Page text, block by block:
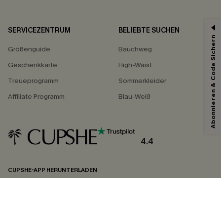
SERVICEZENTRUM
Größenguide
Geschenkkarte
Treueprogramm
Affiliate Programm
BELIEBTE SUCHEN
Bauchweg
High-Waist
Sommerkleider
Blau-Weiß
4.4
CUPSHE-APP HERUNTERLADEN
Abonnieren & Code Sichern